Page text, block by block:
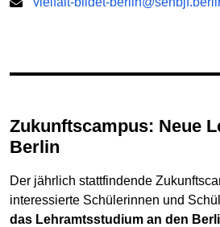
Zukunftscampus: Neue Lehrkräfte für
Berlin
Der jährlich stattfindende
interessierte Schülerinnen und
das Lehramtsstudium an den